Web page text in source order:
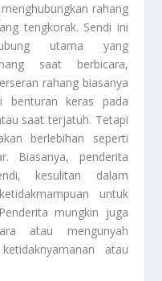
rahang
tengkorak. Sendi ini
utama yang
saat berbicara,
rahang biasanya
benturan keras pada
saat terjatuh. Tetapi
berlebihan seperti
Biasanya, penderita
kesulitan dalam
untuk
mungkin juga
atau mengunyah
atau